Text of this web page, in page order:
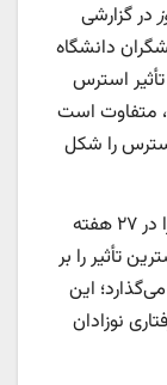
در گزارشی
دانشگاه
استرس
متفاوت است
را شکل
پژوهشگران برای اولین‌بار، استرس هفتگی را در ۲۷ هفته
تأثیر را بر
این
نوزادان